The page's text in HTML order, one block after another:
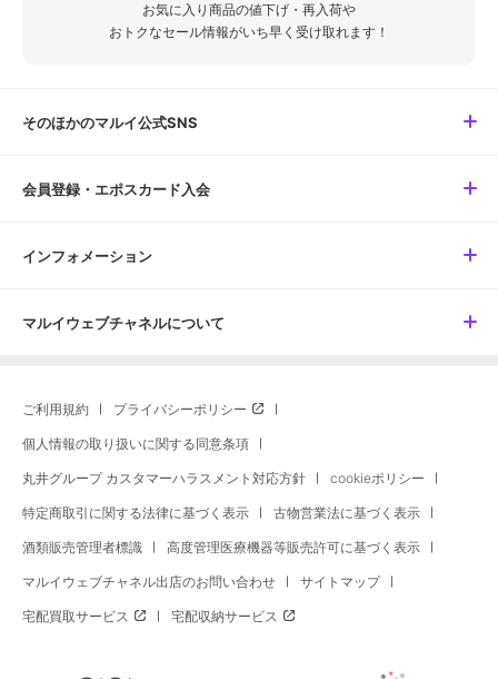
お気に入り商品の値下げ・再入荷や
おトクなセール情報がいち早く受け取れます！
そのほかのマルイ公式SNS
会員登録・エポスカード入会
インフォメーション
マルイウェブチャネルについて
ご利用規約 プライバシーポリシー
個人情報の取り扱いに関する同意条項
丸井グループ カスタマーハラスメント対応方針 cookieポリシー
特定商取引に関する法律に基づく表示 古物営業法に基づく表示
酒類販売管理者標識 高度管理医療機器等販売許可に基づく表示
マルイウェブチャネル出店のお問い合わせ サイトマップ
宅配買取サービス 宅配収納サービス